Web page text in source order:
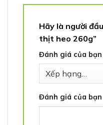
Hãy là người
thịt heo 260g”
Đánh giá của bạn
Đánh giá của bạn